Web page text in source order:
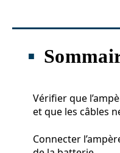
Vérifier que
et que les câbles
Connecter